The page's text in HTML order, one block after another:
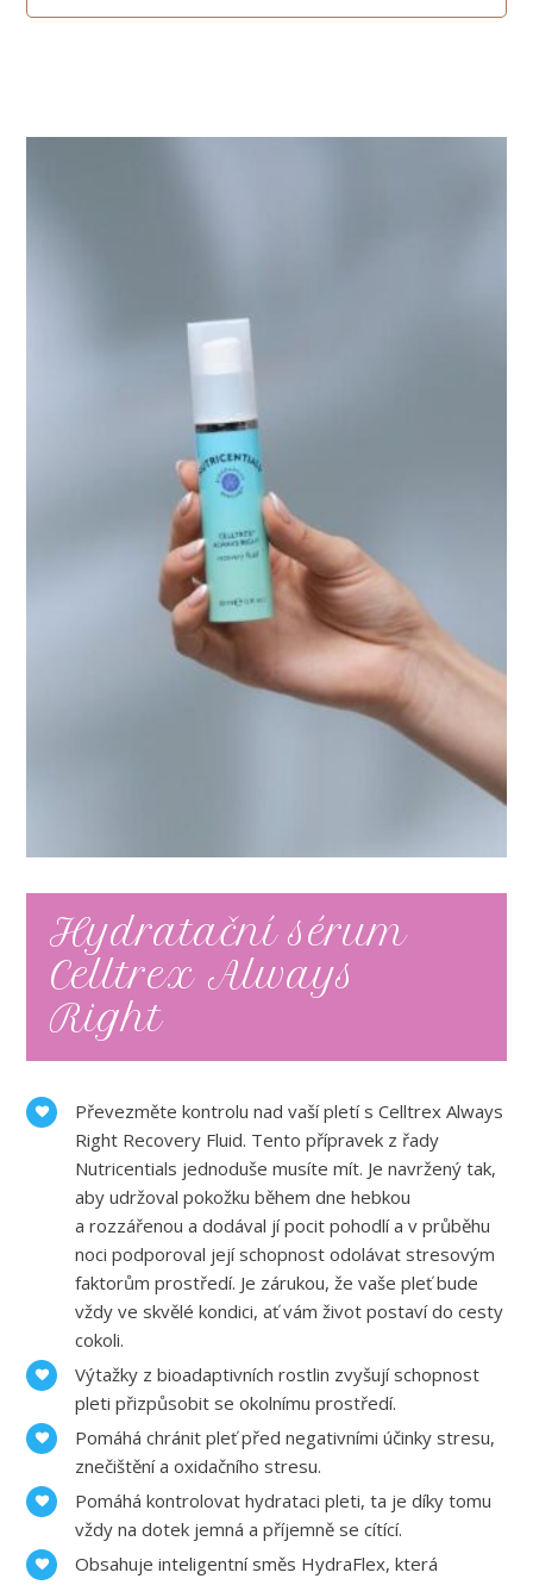
Hydratační sérum
Celltrex Always
Right
Převezměte kontrolu nad vaší pletí s Celltrex Always
Right Recovery Fluid. Tento přípravek z řady
Nutricentials jednoduše musíte mít. Je navržený tak,
aby udržoval pokožku během dne hebkou
a rozzářenou a dodával jí pocit pohodlí a v průběhu
noci podporoval její schopnost odolávat stresovým
faktorům prostředí. Je zárukou, že vaše pleť bude
vždy ve skvělé kondici, ať vám život postaví do cesty
cokoli.
Výtažky z bioadaptivních rostlin zvyšují schopnost
pleti přizpůsobit se okolnímu prostředí.
Pomáhá chránit pleť před negativními účinky stresu,
znečištění a oxidačního stresu.
Pomáhá kontrolovat hydrataci pleti, ta je díky tomu
vždy na dotek jemná a příjemně se cítící.
Obsahuje inteligentní směs HydraFlex, která